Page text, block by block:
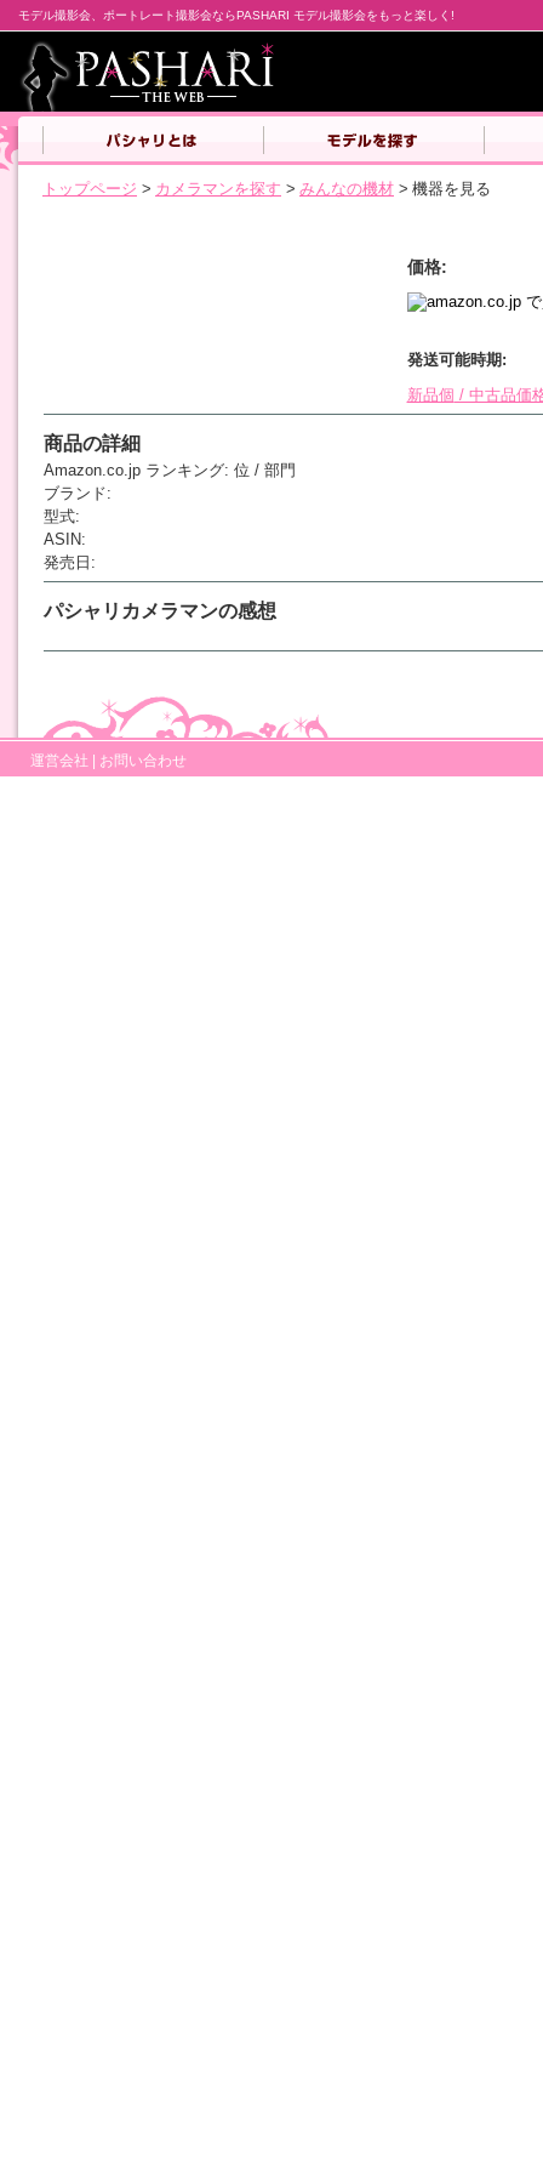
モデル撮影会、ポートレート撮影会ならPASHARI モデル撮影会をもっと楽しく!
トップページ > カメラマンを探す > みんなの機材 > 機器を見る
価格:
発送可能時期:
新品個 / 中古品価
商品の詳細
Amazon.co.jpランキング: 位 / 部門
ブランド:
型式:
ASIN:
発売日:
パシャリカメラマンの感想
運営会社 | お問い合わせ